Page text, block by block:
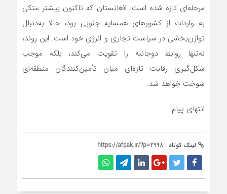
مرحله‌ای تازه شده است. افغانستان که تاکنون بیشتر متکی
به واردات از کشورهای همسایه جنوبی بود، حالا به‌دنبال
توازن‌بخشی در سیاست تجاری و انرژی خود است. این روند،
نه‌تنها روابط دوجانبه را تقویت می‌کند، بلکه موجب
شکل‌گیری رقابت تازه‌ای میان تأمین‌کنندگان منطقه‌ای
سوخت خواهد شد.
انتهای پیام
لینک کوتاه : https://afpak.ir/?p=2998